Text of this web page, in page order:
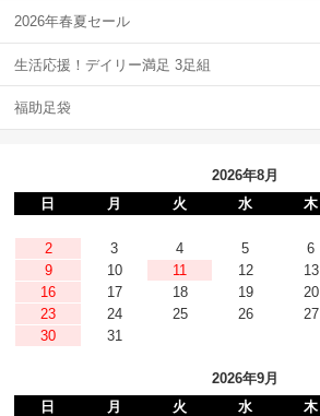
2026年春夏セール
生活応援！デイリー満足 3足組
福助足袋
2026年8月
日
月 火 水 木
2
3 4 5 6
9
10 11 12 13
16
17 18 19 20
23
24 25 26 27
30
31
2026年9月
日
月 火 水 木